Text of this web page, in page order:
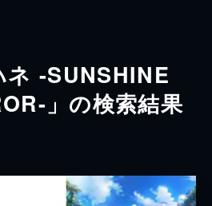
ネ -SUNSHINE
」の検索結果